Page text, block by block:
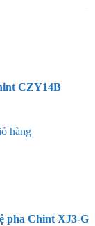
CZY14B
hàng
pha Chint XJ3-G